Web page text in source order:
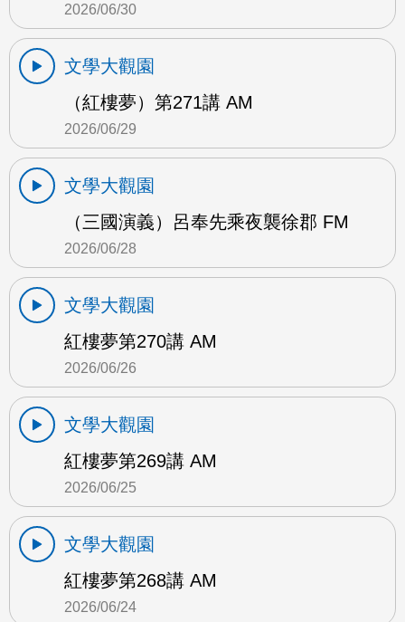
2026/06/30
文學大觀園
（紅樓夢）第271講 AM
2026/06/29
文學大觀園
（三國演義）呂奉先乘夜襲徐郡 FM
2026/06/28
文學大觀園
紅樓夢第270講 AM
2026/06/26
文學大觀園
紅樓夢第269講 AM
2026/06/25
文學大觀園
紅樓夢第268講 AM
2026/06/24